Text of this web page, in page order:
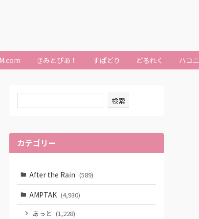
きみとぴあ！ すぱどり どるれく ハコ
検索
カテゴリー
After the Rain (589)
AMPTAK (4,930)
あっと (1,228)